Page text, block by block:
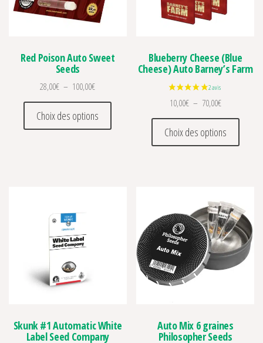
Red Poison Auto Sweet
Seeds
28,00€ – 100,00€Plage de prix : 28,00€ à 100,00€
Choix des options
Ce produit a plusieurs variations. Les
Blueberry Cheese (Blue
Cheese) Auto Barney’s Farm
10,00€ – 70,00€Plage de prix
Choix des options
Ce
Skunk #1 Automatic White
Label Seed Company
Auto Mix 6 graines
Philosopher Seeds